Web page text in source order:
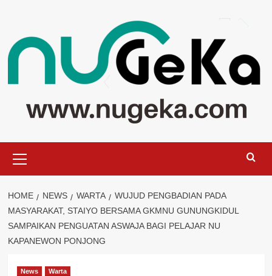
content
Menu
HOME NEWS WARTA
WUJUD PENGBADIAN PADA
MASYARAKAT, STAIYO BERSAMA GKMNU GUNUNGKIDUL
SAMPAIKAN PENGUATAN ASWAJA BAGI PELAJAR NU
KAPANEWON PONJONG
News Warta